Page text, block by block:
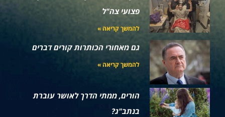
פצועי צה"ל
להמשך קריאה »
גם מאחורי הכותרות קורים דברים
להמשך קריאה »
הורים, ממתי הדרך לאושר עוברת
בנתב"ג?